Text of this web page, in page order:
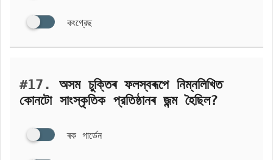
কংগ্রেছ
#17.
অসম চুক্তিৰ ফলস্বৰূপে নিম্নলিখিত
কোনটো সাংস্কৃতিক প্রতিষ্ঠানৰ জন্ম হৈছিল?
ৰক গার্ডেন